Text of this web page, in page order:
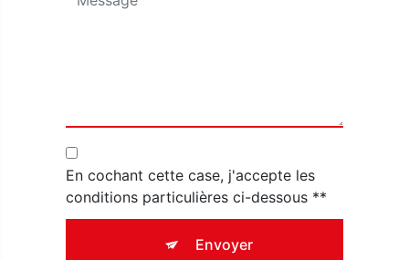
En cochant cette case, j'accepte les
conditions particulières ci-dessous **
Envoyer